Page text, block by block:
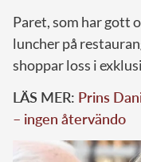
Paret, som har gott
luncher på
shoppar loss i
LÄS MER: Prins
– ingen återvändo